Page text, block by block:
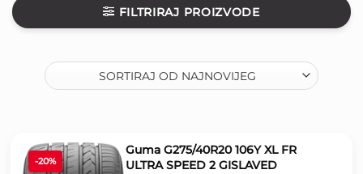
FILTRIRAJ PROIZVODE
-20%
Guma G275/40R20 106Y XL FR
ULTRA SPEED 2 GISLAVED